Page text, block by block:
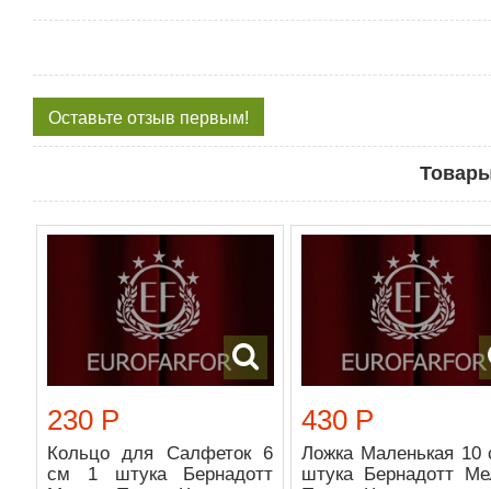
Оставьте отзыв первым!
230 Р
Кольцо для Салфеток 6
см 1 штука Бернадотт
430 Р
Ложка Маленькая 10
штука Бернадотт